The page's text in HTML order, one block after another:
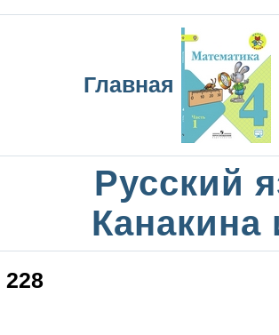
Главная
Русский
Канакина
228